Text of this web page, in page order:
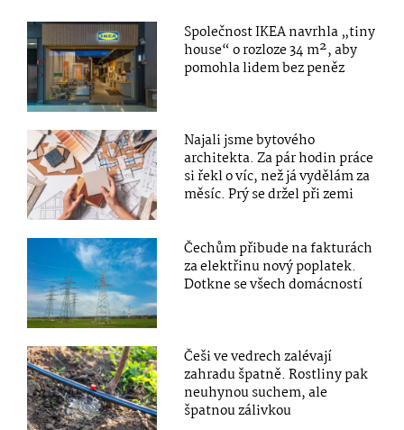
Společnost IKEA navrhla „tiny
house“ o rozloze 34 m², aby
pomohla lidem bez peněz
Najali jsme bytového
architekta. Za pár hodin práce
si řekl o víc, než já vydělám za
měsíc. Prý se držel při zemi
Čechům přibude na fakturách
za elektřinu nový poplatek.
Dotkne se všech domácností
Češi ve vedrech zalévají
zahradu špatně. Rostliny pak
neuhynou suchem, ale
špatnou zálivkou